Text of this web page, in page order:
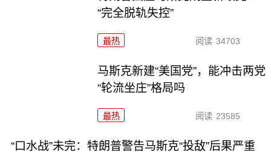
“完全脱轨失控”
最热 阅读 34703
马斯克新建“美国党”，能冲击两党
“轮流坐庄”格局吗
最热 阅读 23585
“口水战”未完：特朗普警告马斯克“投敌”后果严重